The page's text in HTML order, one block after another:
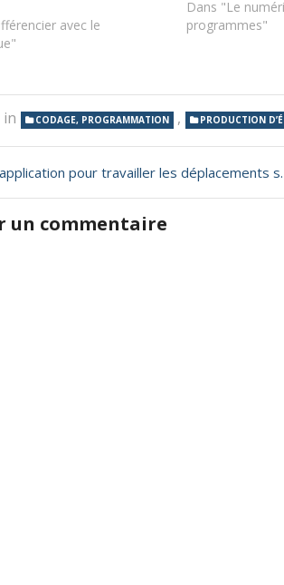
avec le
Dans "Le
programmes"
in CODAGE, PROGRAMMATION , PRODUCTION
pour travailler les déplacements sur quadrillage
un commentaire